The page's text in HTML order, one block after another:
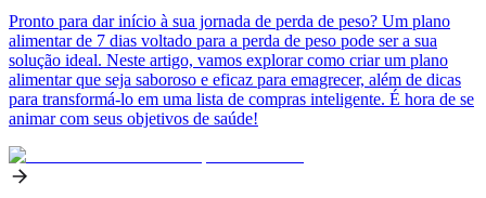
Pronto para dar início à sua jornada de perda de peso? Um plano
alimentar de 7 dias voltado para a perda de peso pode ser a sua
solução ideal. Neste artigo, vamos explorar como criar um plano
alimentar que seja saboroso e eficaz para emagrecer, além de dicas
para transformá-lo em uma lista de compras inteligente. É hora de se
animar com seus objetivos de saúde!